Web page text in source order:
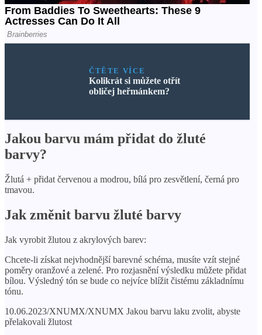
ČTĚTE VÍCE
Kolikrát si můžete otřít
obličej heřmánkem?
Jakou barvu mám přidat do žluté
barvy?
Žlutá + přidat červenou a modrou, bílá pro zesvětlení, černá pro
tmavou.
Jak změnit barvu žluté barvy
Jak vyrobit žlutou z akrylových barev:
Chcete-li získat nejvhodnější barevné schéma, musíte vzít stejné
poměry oranžové a zelené. Pro rozjasnění výsledku můžete přidat
bílou. Výsledný tón se bude co nejvíce blížit čistému základnímu
tónu.
10.06.2023/XNUMX/XNUMX Jakou barvu laku zvolit, abyste
přelakovali žlutost